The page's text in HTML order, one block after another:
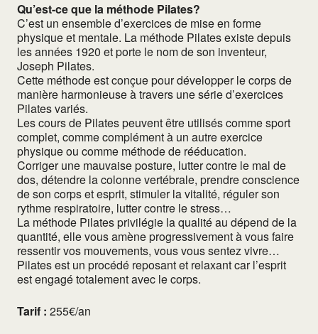
Qu’est-ce que la méthode Pilates?
C’est un ensemble d’exercices de mise en forme
physique et mentale. La méthode Pilates existe depuis
les années 1920 et porte le nom de son inventeur,
Joseph Pilates.
Cette méthode est conçue pour développer le corps de
manière harmonieuse à travers une série d’exercices
Pilates variés.
Les cours de Pilates peuvent être utilisés comme sport
complet, comme complément à un autre exercice
physique ou comme méthode de rééducation.
Corriger une mauvaise posture, lutter contre le mal de
dos, détendre la colonne vertébrale, prendre conscience
de son corps et esprit, stimuler la vitalité, réguler son
rythme respiratoire, lutter contre le stress…
La méthode Pilates privilégie la qualité au dépend de la
quantité, elle vous amène progressivement à vous faire
ressentir vos mouvements, vous vous sentez vivre…
Pilates est un procédé reposant et relaxant car l’esprit
est engagé totalement avec le corps.
Tarif : 255€/an